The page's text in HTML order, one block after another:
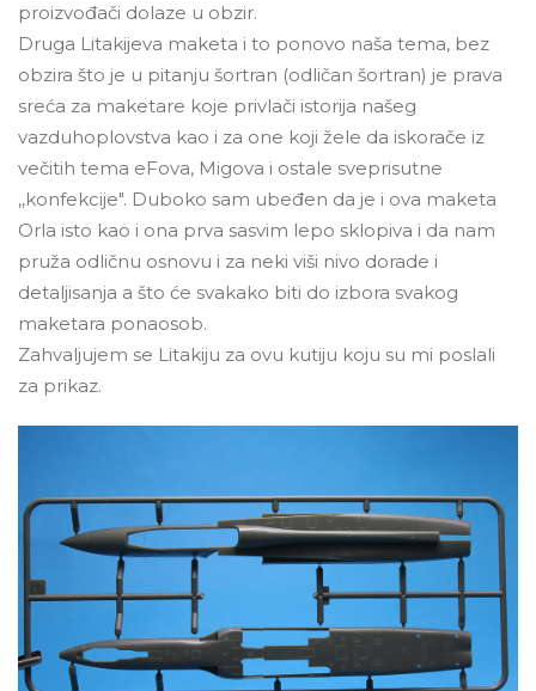
proizvođači dolaze u obzir.
Druga Litakijeva maketa i to ponovo naša tema, bez
obzira što je u pitanju šortran (odličan šortran) je prava
sreća za maketare koje privlači istorija našeg
vazduhoplovstva kao i za one koji žele da iskorače iz
večitih tema eFova, Migova i ostale sveprisutne
,,konfekcije". Duboko sam ubeđen da je i ova maketa
Orla isto kao i ona prva sasvim lepo sklopiva i da nam
pruža odličnu osnovu i za neki viši nivo dorade i
detaljisanja a što će svakako biti do izbora svakog
maketara ponaosob.
Zahvaljujem se Litakiju za ovu kutiju koju su mi poslali
za prikaz.